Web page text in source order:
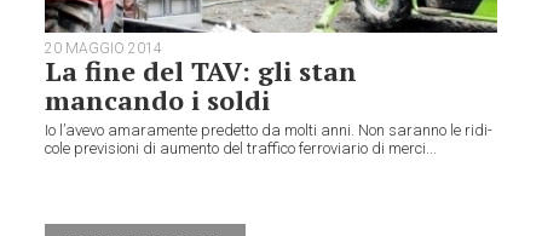
20 MAGGIO 2014
La fine del TAV: gli stan
mancando i soldi
Io l’avevo ama­ra­mente pre­detto da molti anni. Non saranno le ridi­
cole pre­vi­sioni di aumento del traf­fico fer­ro­via­rio di merci...